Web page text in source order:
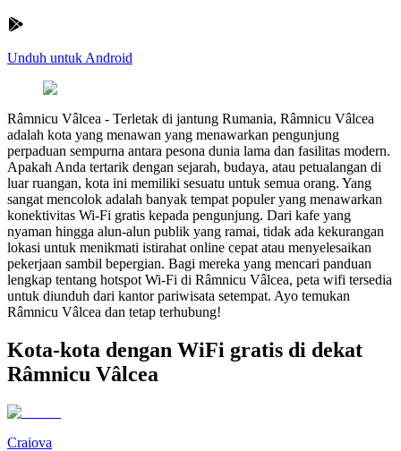
Unduh untuk Android
Râmnicu Vâlcea - Terletak di jantung Rumania, Râmnicu Vâlcea
adalah kota yang menawan yang menawarkan pengunjung
perpaduan sempurna antara pesona dunia lama dan fasilitas modern.
Apakah Anda tertarik dengan sejarah, budaya, atau petualangan di
luar ruangan, kota ini memiliki sesuatu untuk semua orang. Yang
sangat mencolok adalah banyak tempat populer yang menawarkan
konektivitas Wi-Fi gratis kepada pengunjung. Dari kafe yang
nyaman hingga alun-alun publik yang ramai, tidak ada kekurangan
lokasi untuk menikmati istirahat online cepat atau menyelesaikan
pekerjaan sambil bepergian. Bagi mereka yang mencari panduan
lengkap tentang hotspot Wi-Fi di Râmnicu Vâlcea, peta wifi tersedia
untuk diunduh dari kantor pariwisata setempat. Ayo temukan
Râmnicu Vâlcea dan tetap terhubung!
Kota-kota dengan WiFi gratis di dekat
Râmnicu Vâlcea
Craiova